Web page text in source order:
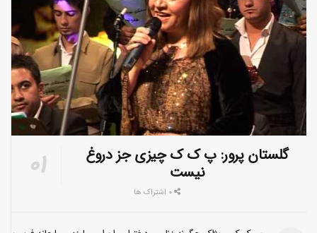
گلستان پرور: پ ک ک چیزی جز دروغ
نیست